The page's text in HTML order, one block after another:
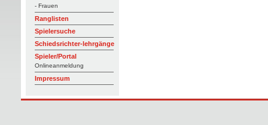
- Frauen
Ranglisten
Spielersuche
Schiedsrichter-lehrgänge
Spieler/Portal
Onlineanmeldung
Impressum